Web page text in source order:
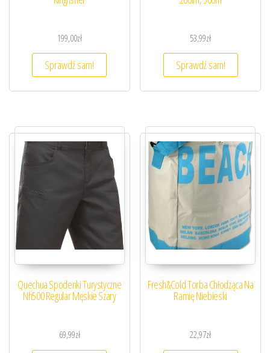
199,00zł
Sprawdź sam!
53,99zł
Sprawdź sam!
Quechua Spodenki Turystyczne
Nh500 Regular Męskie Szary
69,99zł
Fresh&Cold Torba Chłodząca Na
Ramię Niebieski
22,97zł